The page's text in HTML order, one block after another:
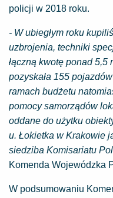
policji w 2018 roku.
- W ubiegłym roku
uzbrojenia, techniki
łączną kwotę ponad 5,5
pozyskała 155
ramach budżetu
pomocy samorządów
oddane do użytku
u. Łokietka w Krakowie
siedziba Komisariatu
Komenda Wojewódzka
W podsumowaniu